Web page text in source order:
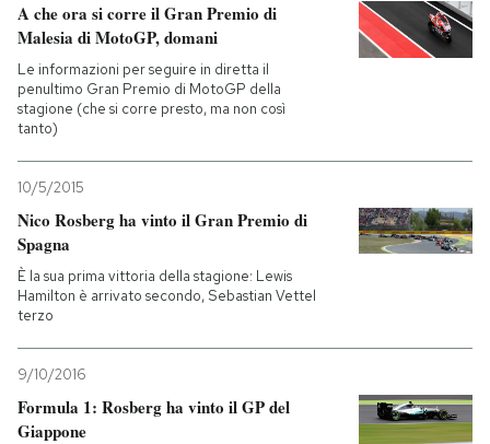
A che ora si corre il Gran Premio di
Malesia di MotoGP, domani
Le informazioni per seguire in diretta il
penultimo Gran Premio di MotoGP della
stagione (che si corre presto, ma non così
tanto)
10/5/2015
Nico Rosberg ha vinto il Gran Premio di
Spagna
È la sua prima vittoria della stagione: Lewis
Hamilton è arrivato secondo, Sebastian Vettel
terzo
9/10/2016
Formula 1: Rosberg ha vinto il GP del
Giappone